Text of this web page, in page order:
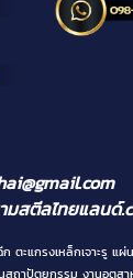
มสตีลไทยแลนด์
ตะแกรงเหล็กเจาะรู แ
สถาปัตยกรรม งานอุตสา